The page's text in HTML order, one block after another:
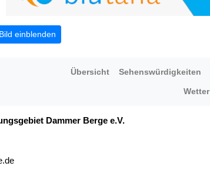
einblenden
Übersicht Sehenswürdigkeiten
Wetter
Dammer Berge e.V.